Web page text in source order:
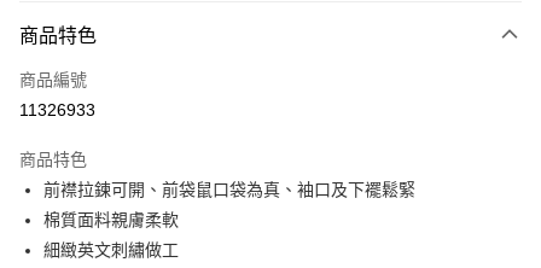
付款後全家取貨
萊爾富取貨付款
付款後萊爾富取貨
每筆NT$60，滿NT$1,000(含以上)免運費
7-11取貨付款
商品特色
商品編號
11326933
商品特色
前襟拉鍊可開、前袋鼠口袋為真、袖口及下襬鬆緊
棉質面料親膚柔軟
細緻英文刺繡做工